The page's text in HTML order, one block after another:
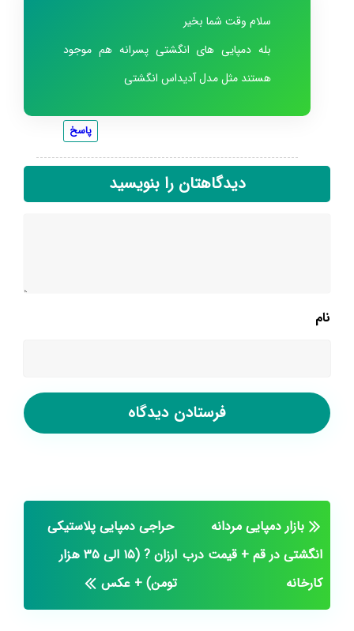
سلام وقت شما بخیر
بله دمپایی های انگشتی پسرانه هم موجود
هستند مثل مدل آدیداس انگشتی
پاسخ
دیدگاهتان را بنویسید
نام
بازار دمپایی مردانه
انگشتی در قم + قیمت درب
کارخانه
حراجی دمپایی پلاستیکی
ارزان ? (۱۵ الی ۳۵ هزار
تومن) + عکس